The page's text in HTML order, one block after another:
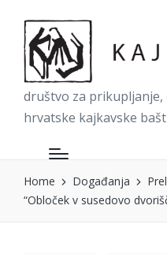
društvo za prikupljanje,
hrvatske kajkavske
Home Događanja
“Obloček v susedovo